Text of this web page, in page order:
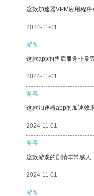
这款加速器VPM应用程序
2024-11-01
游客
这款app的售后服务非常
2024-11-01
游客
这款加速器app的加速效
2024-11-01
游客
这款游戏的剧情非常感人
2024-11-01
游客